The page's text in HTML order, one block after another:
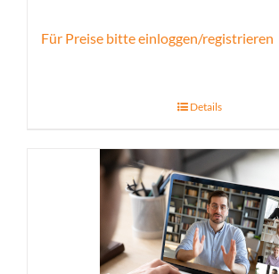
Für Preise bitte einloggen/registrieren
Details